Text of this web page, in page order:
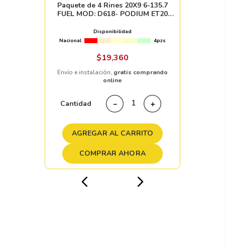
Paquete de 4 Rines 20X9 6-135.7
FUEL MOD: D618- PODIUM ET20
Disponibilidad
Nacional
4pzs
$19,360
Envío e instalación, gratis comprando
online
Cantidad ＋
－
AGREGAR AL CARRITO
COMPRAR AHORA